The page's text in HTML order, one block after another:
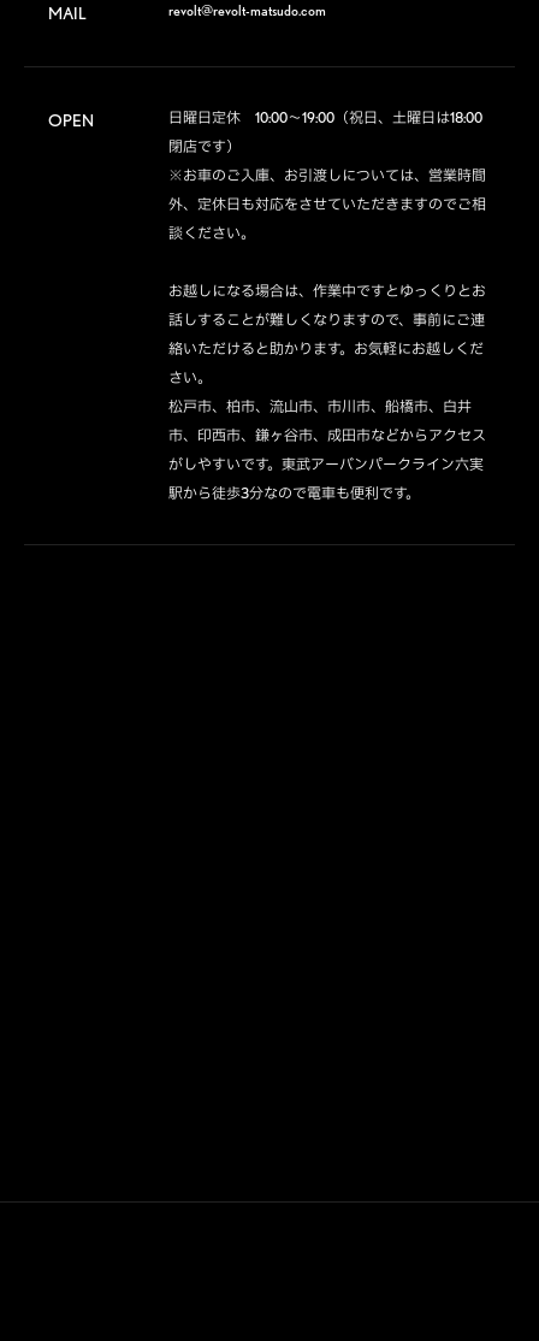
MAIL revolt@revolt-matsudo.com
OPEN
日曜日定休　10:00～19:00（祝日、土曜日は18:00
閉店です）
※お車のご入庫、お引渡しについては、営業時間
外、定休日も対応をさせていただきますのでご相
談ください。
お越しになる場合は、作業中ですとゆっくりとお
話しすることが難しくなりますので、事前にご連
絡いただけると助かります。お気軽にお越しくだ
さい。
松戸市、柏市、流山市、市川市、船橋市、白井
市、印西市、鎌ヶ谷市、成田市などからアクセス
がしやすいです。東武アーバンパークライン六実
駅から徒歩3分なので電車も便利です。